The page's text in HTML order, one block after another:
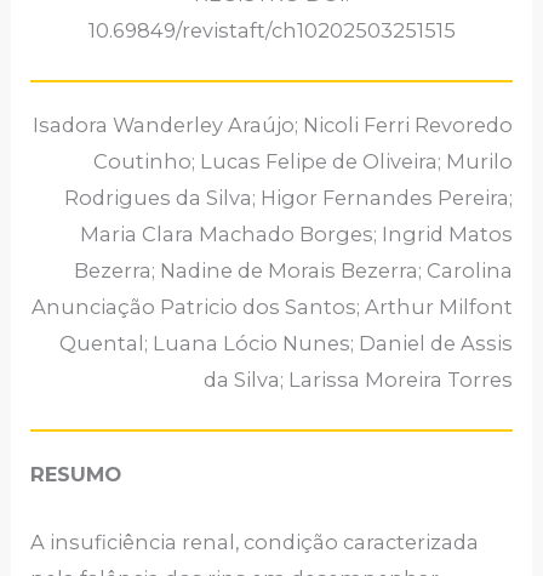
10.69849/revistaft/ch10202503251515
Isadora Wanderley Araújo; Nicoli Ferri Revoredo
Coutinho; Lucas Felipe de Oliveira; Murilo
Rodrigues da Silva; Higor Fernandes Pereira;
Maria Clara Machado Borges; Ingrid Matos
Bezerra; Nadine de Morais Bezerra; Carolina
Anunciação Patricio dos Santos; Arthur Milfont
Quental; Luana Lócio Nunes; Daniel de Assis
da Silva; Larissa Moreira Torres
RESUMO
A insuficiência renal, condição caracterizada